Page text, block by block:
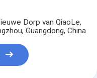
Dorp van QiaoLe,
Guangdong, China